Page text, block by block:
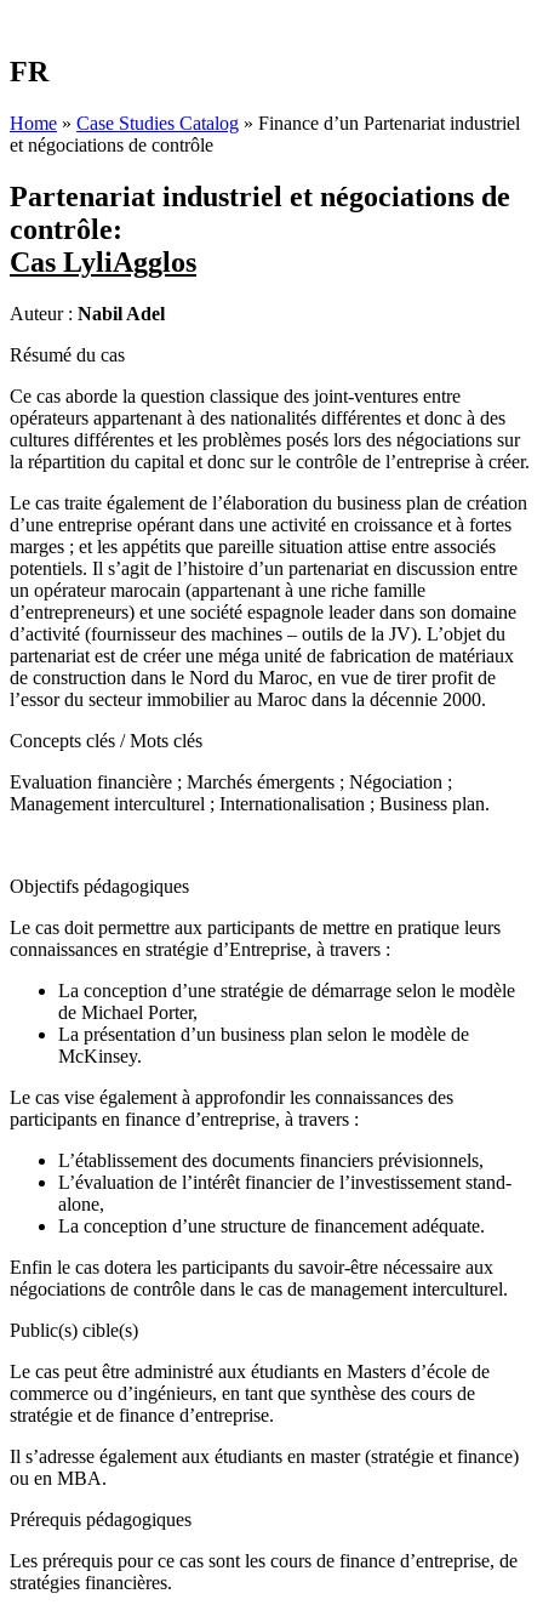
FR
Home » Case Studies Catalog » Finance d’un Partenariat industriel
et négociations de contrôle
Partenariat industriel et négociations de
contrôle:
Cas LyliAgglos
Auteur : Nabil Adel
Résumé du cas
Ce cas aborde la question classique des joint-ventures entre
opérateurs appartenant à des nationalités différentes et donc à des
cultures différentes et les problèmes posés lors des négociations sur
la répartition du capital et donc sur le contrôle de l’entreprise à créer.
Le cas traite également de l’élaboration du business plan de création
d’une entreprise opérant dans une activité en croissance et à fortes
marges ; et les appétits que pareille situation attise entre associés
potentiels. Il s’agit de l’histoire d’un partenariat en discussion entre
un opérateur marocain (appartenant à une riche famille
d’entrepreneurs) et une société espagnole leader dans son domaine
d’activité (fournisseur des machines – outils de la JV). L’objet du
partenariat est de créer une méga unité de fabrication de matériaux
de construction dans le Nord du Maroc, en vue de tirer profit de
l’essor du secteur immobilier au Maroc dans la décennie 2000.
Concepts clés / Mots clés
Evaluation financière ; Marchés émergents ; Négociation ;
Management interculturel ; Internationalisation ; Business plan.
Objectifs pédagogiques
Le cas doit permettre aux participants de mettre en pratique leurs
connaissances en stratégie d’Entreprise, à travers :
La conception d’une stratégie de démarrage selon le modèle
de Michael Porter,
La présentation d’un business plan selon le modèle de
McKinsey.
Le cas vise également à approfondir les connaissances des
participants en finance d’entreprise, à travers :
L’établissement des documents financiers prévisionnels,
L’évaluation de l’intérêt financier de l’investissement stand-
alone,
La conception d’une structure de financement adéquate.
Enfin le cas dotera les participants du savoir-être nécessaire aux
négociations de contrôle dans le cas de management interculturel.
Public(s) cible(s)
Le cas peut être administré aux étudiants en Masters d’école de
commerce ou d’ingénieurs, en tant que synthèse des cours de
stratégie et de finance d’entreprise.
Il s’adresse également aux étudiants en master (stratégie et finance)
ou en MBA.
Prérequis pédagogiques
Les prérequis pour ce cas sont les cours de finance d’entreprise, de
stratégies financières.